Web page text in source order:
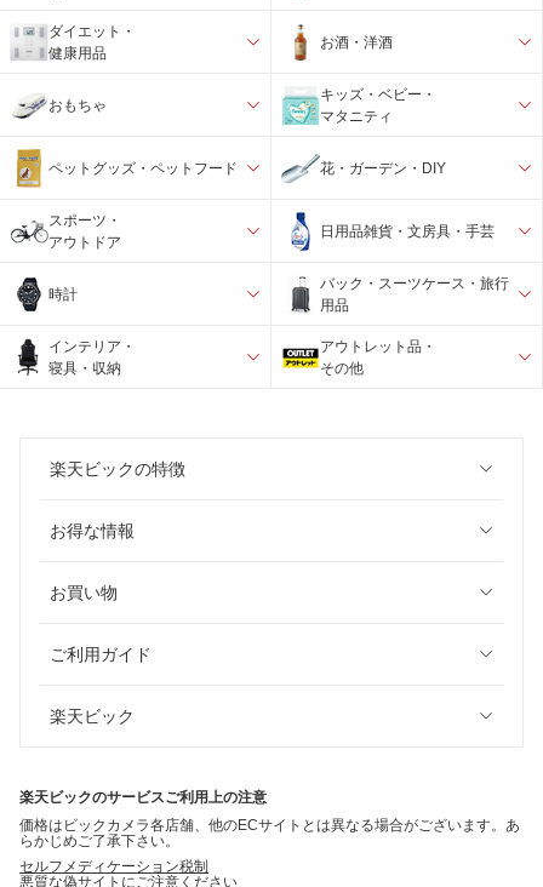
ダイエット・
健康用品
お酒・洋酒
おもちゃ
キッズ・ベビー・
マタニティ
ペットグッズ・ペットフード 花・ガーデン・DIY
スポーツ・
アウトドア
日用品雑貨・文房具・手芸
時計
バック・スーツケース・旅行
用品
インテリア・
寝具・収納
アウトレット品・
その他
楽天ビックの特徴
お得な情報
お買い物
ご利用ガイド
楽天ビック
楽天ビックのサービスご利用上の注意
価格はビックカメラ各店舗、他のECサイトとは異なる場合がございます。あ
らかじめご了承下さい。
セルフメディケーション税制
悪質な偽サイトにご注意ください